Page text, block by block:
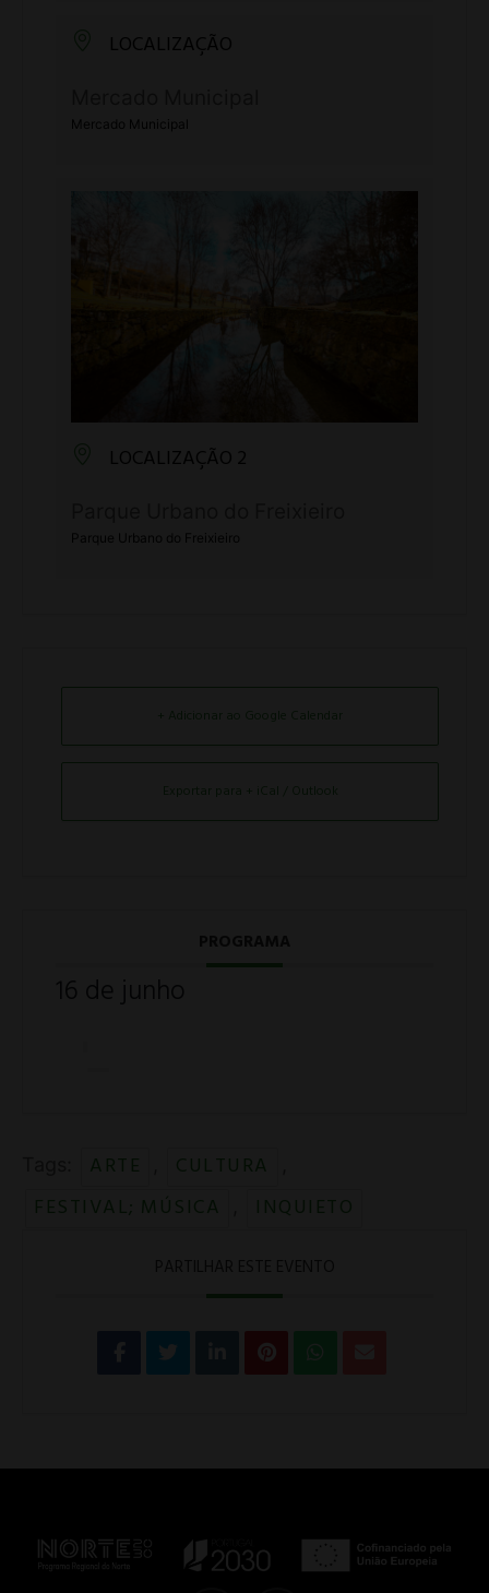
LOCALIZAÇÃO
Mercado Municipal
LOCALIZAÇÃO 2
Parque Urbano do Freixieiro